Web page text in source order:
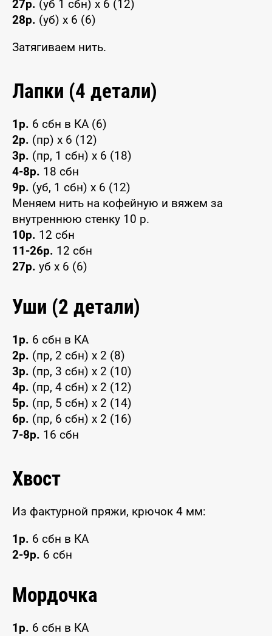
27р. (уб 1 сбн) x 6 (12)
28р. (уб) x 6 (6)
Затягиваем нить.
Лапки (4 детали)
1р. 6 сбн в КА (6)
2р. (пр) x 6 (12)
3р. (пр, 1 сбн) x 6 (18)
4-8р. 18 сбн
9р. (уб, 1 сбн) x 6 (12)
Меняем нить на кофейную и вяжем за
внутреннюю стенку 10 р.
10р. 12 сбн
11-26р. 12 сбн
27р. уб x 6 (6)
Уши (2 детали)
1р. 6 сбн в КА
2р. (пр, 2 сбн) x 2 (8)
3р. (пр, 3 сбн) x 2 (10)
4р. (пр, 4 сбн) x 2 (12)
5р. (пр, 5 сбн) x 2 (14)
6р. (пр, 6 сбн) x 2 (16)
7-8р. 16 сбн
Хвост
Из фактурной пряжи, крючок 4 мм:
1р. 6 сбн в КА
2-9р. 6 сбн
Мордочка
1р. 6 сбн в КА